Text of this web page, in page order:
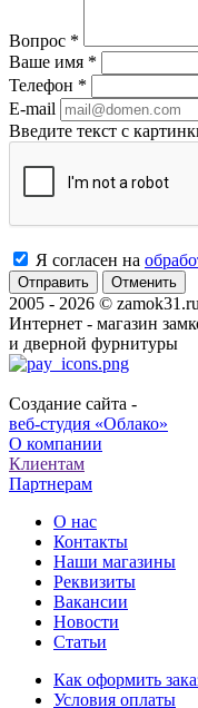
Вопрос *
Ваше имя *
Телефон *
E-mail
Введите текст с
Я согласен на
Отменить
2005 - 2026 ©
Интернет - магазин
и дверной фурнитуры
Создание сайта -
веб-студия «Облако»
О компании
Клиентам
Партнерам
О нас
Контакты
Наши магазины
Реквизиты
Вакансии
Новости
Статьи
Как оформить
Условия оплаты